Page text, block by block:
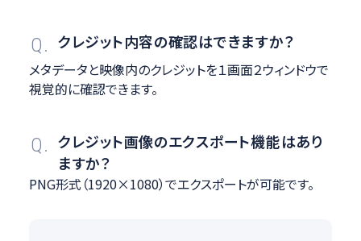
Q. クレジット内容の確認はできますか？
メタデータと映像内のクレジットを１画面２ウィンドウで
視覚的に確認できます。
Q. クレジット画像のエクスポート機能はあり
ますか？
PNG形式（1920×1080）でエクスポートが可能です。